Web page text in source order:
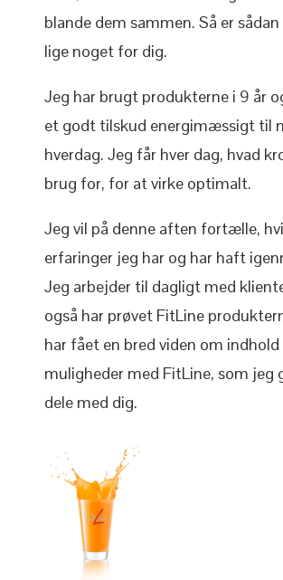
blande dem sammen. Så er
lige noget for dig.
Jeg har brugt produkterne i 9 år
et godt tilskud energimæssigt til
hverdag. Jeg får hver dag, hvad
brug for, for at virke optimalt.
Jeg vil på denne aften fortælle,
erfaringer jeg har og har haft
Jeg arbejder til dagligt med
også har prøvet FitLine
har fået en bred viden om indhold
muligheder med FitLine, som jeg
dele med dig.